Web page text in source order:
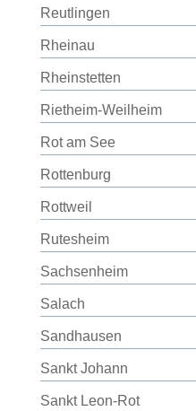
Reutlingen
Rheinau
Rheinstetten
Rietheim-Weilheim
Rot am See
Rottenburg
Rottweil
Rutesheim
Sachsenheim
Salach
Sandhausen
Sankt Johann
Sankt Leon-Rot